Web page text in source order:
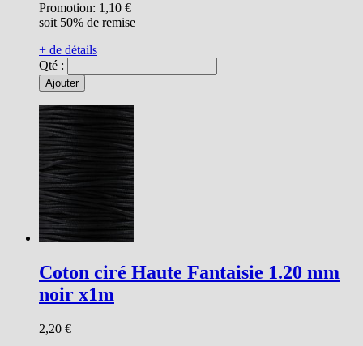
Promotion: 1,10 €
soit 50% de remise
+ de détails
Qté :
Ajouter
Coton ciré Haute Fantaisie 1.20 mm
noir x1m
2,20 €